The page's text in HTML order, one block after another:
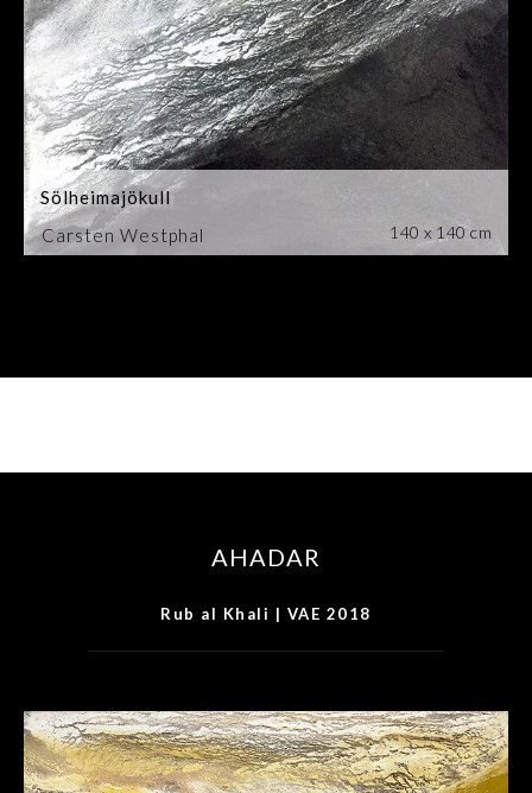
Carsten Westphal
Sölheimajökull
140 x 140 cm
AHADAR
Rub al Khali | VAE 2018